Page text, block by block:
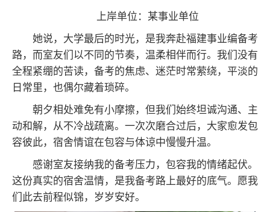
上岸单位：某事业单位
她说，大学最后的时光，是我奔赴福建事业编备考
路，而室友们以不同的节奏，温柔相伴而行。我们没有
全程紧绷的苦读，备考的焦虑、迷茫时常萦绕，平淡的
日常里，也偶尔藏着琐碎。
朝夕相处难免有小摩擦，但我们始终坦诚沟通、主
动和解，从不冷战疏离。一次次磨合过后，大家愈发包
容彼此，宿舍情谊在包容与体谅中慢慢升温。
感谢室友接纳我的备考压力，包容我的情绪起伏。
这份真实的宿舍温情，是我备考路上最好的底气。愿我
们此去前程似锦，岁岁安好。